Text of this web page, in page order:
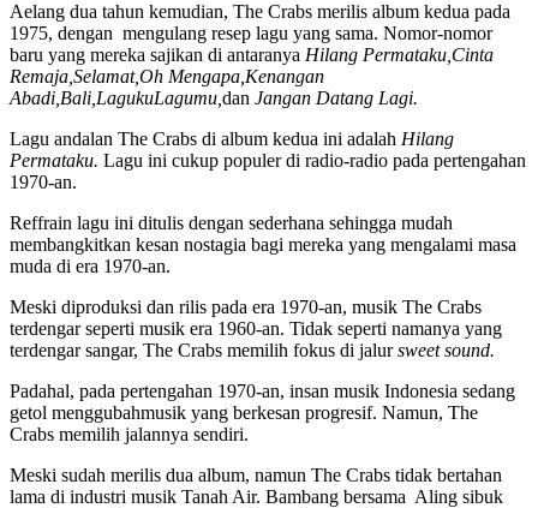
Aelang dua tahun kemudian, The Crabs merilis album kedua pada
1975, dengan mengulang resep lagu yang sama. Nomor-nomor
baru yang mereka sajikan di antaranya Hilang Permataku,Cinta
Remaja,Selamat,Oh Mengapa,Kenangan
Abadi,Bali,LagukuLagumu,dan Jangan Datang Lagi.
Lagu andalan The Crabs di album kedua ini adalah Hilang
Permataku. Lagu ini cukup populer di radio-radio pada pertengahan
1970-an.
Reffrain lagu ini ditulis dengan sederhana sehingga mudah
membangkitkan kesan nostagia bagi mereka yang mengalami masa
muda di era 1970-an.
Meski diproduksi dan rilis pada era 1970-an, musik The Crabs
terdengar seperti musik era 1960-an. Tidak seperti namanya yang
terdengar sangar, The Crabs memilih fokus di jalursweetsound.
Padahal, pada pertengahan 1970-an, insan musik Indonesia sedang
getol menggubahmusik yang berkesan progresif. Namun, The
Crabs memilih jalannya sendiri.
Meski sudah merilis dua album, namun The Crabs tidak bertahan
lama di industri musik Tanah Air. Bambang bersama Aling sibuk